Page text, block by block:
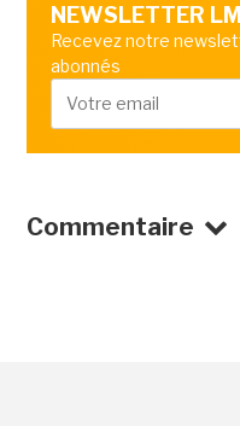
NEWSLETTER LMI
Recevez notre
abonnés
Commentaire